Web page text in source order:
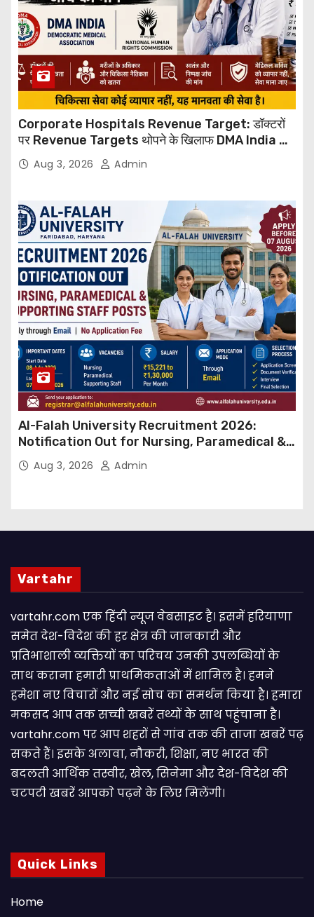
Corporate Hospitals Revenue Target: डॉक्टरों
पर Revenue Targets थोपने के खिलाफ DMA India का
बड़ा कदम, NHRC से Suo Motu जांच की मांग
Aug 3, 2026 Admin
Al-Falah University Recruitment 2026:
Notification Out for Nursing, Paramedical &
Supporting Staff Posts, Apply Through Email
Aug 3, 2026 Admin
Vartahr
vartahr.com एक हिंदी न्यूज वेबसाइट है। इसमें हरियाणा
समेत देश-विदेश की हर क्षेत्र की जानकारी और
प्रतिभाशाली व्यक्तियों का परिचय उनकी उपलब्धियों के
साथ कराना हमारी प्राथमिकताओं में शामिल है। हमने
हमेशा नए विचारों और नई सोच का समर्थन किया है। हमारा
मकसद आप तक सच्ची खबरें तथ्यों के साथ पहुंचाना है।
vartahr.com पर आप शहरों से गांव तक की ताजा खबरें पढ़
सकते हैं। इसके अलावा, नौकरी, शिक्षा, नए भारत की
बदलती आर्थिक तस्वीर, खेल, सिनेमा और देश-विदेश की
चटपटी खबरें आपकाे पढ़ने के लिए मिलेंगी।
Quick Links
Home